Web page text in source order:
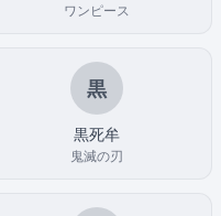
ワンピース
黒
黒死牟
鬼滅の刃